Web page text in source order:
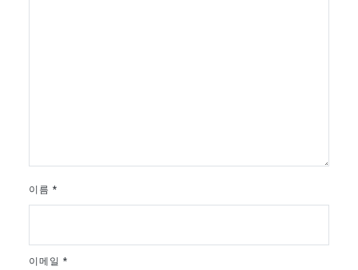
이름 *
이메일 *